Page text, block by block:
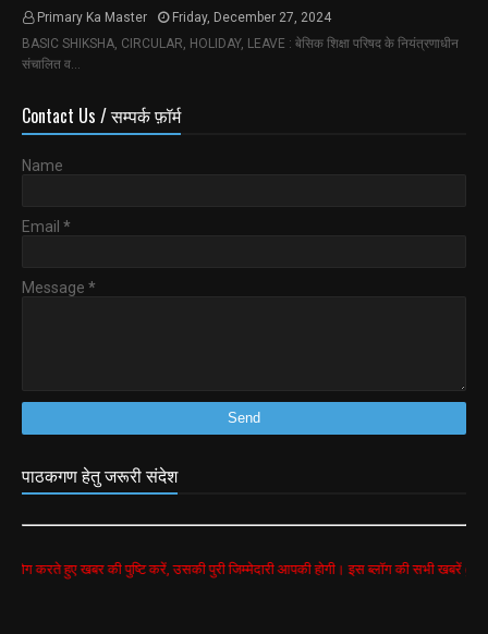
Primary Ka Master
Friday, December 27, 2024
BASIC SHIKSHA, CIRCULAR, HOLIDAY, LEAVE : बेसिक शिक्षा परिषद के नियंत्रणाधीन
संचालित व…
Contact Us / सम्पर्क फ़ॉर्म
Name
Email *
Message *
पाठकगण हेतु जरूरी संदेश
पुष्टि करें, उसकी पुरी जिम्मेदारी आपकी होगी। इस ब्लॉग की सभी खबरें google